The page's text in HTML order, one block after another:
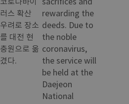
러스 확산
우려로 장소
를 대전 현
충원으로 옮
겼다.
rewarding the
deeds. Due to
the noble
coronavirus,
the service will
be held at the
Daejeon
National